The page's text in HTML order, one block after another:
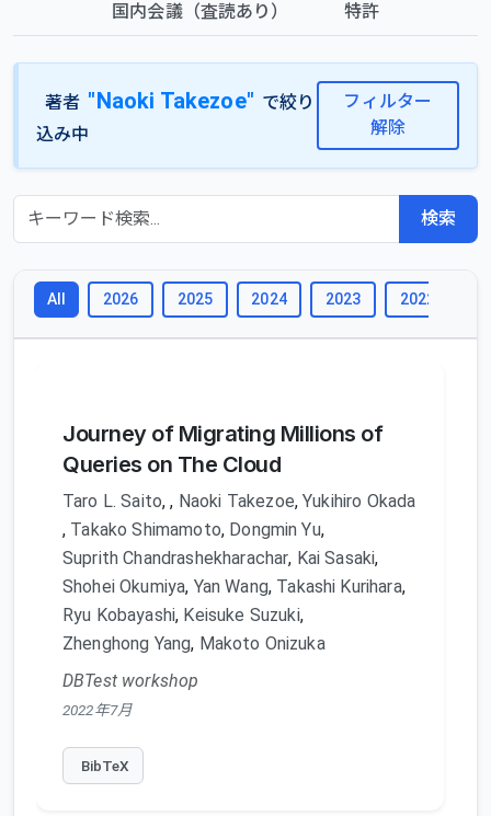
国内会議（査読あり） 特許
著者 "Naoki Takezoe" で絞り
込み中
フィルター
解除
検索
All 2026 2025 2024 2023 2022
Journey of Migrating Millions of
Queries on The Cloud
Taro L. Saito,, Naoki Takezoe,Yukihiro Okada
, Takako Shimamoto, Dongmin Yu,
Suprith Chandrashekharachar, Kai Sasaki,
Shohei Okumiya, Yan Wang, Takashi Kurihara,
Ryu Kobayashi, Keisuke Suzuki,
Zhenghong Yang, Makoto Onizuka
DBTest workshop
2022年7月
BibTeX